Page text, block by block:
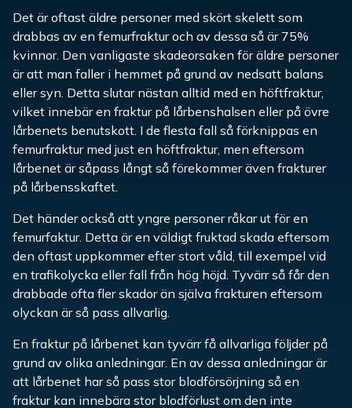
Det är oftast äldre personer med skört skelett som
drabbas av en femurfraktur och av dessa så är 75%
kvinnor. Den vanligaste skadeorsaken för äldre personer
är att man faller i hemmet på grund av nedsatt balans
eller syn. Detta slutar nästan alltid med en höftfraktur,
vilket innebär en fraktur på lårbenshalsen eller på övre
lårbenets benutskott. I de flesta fall så förknippas en
femurfraktur med just en höftfraktur, men eftersom
lårbenet är såpass långt så förekommer även frakturer
på lårbensskaftet.
Det händer också att yngre personer råkar ut för en
femurfaktur. Detta är en väldigt fruktad skada eftersom
den oftast uppkommer efter stort våld, till exempel vid
en trafikolycka eller fall från hög höjd. Tyvärr så får den
drabbade ofta fler skador än själva frakturen eftersom
olyckan är så pass allvarlig.
En fraktur på lårbenet kan tyvärr få allvarliga följder på
grund av olika anledningar. En av dessa anledningar är
att lårbenet har så pass stor blodförsörjning så en
fraktur kan innebära stor blodförlust om den inte